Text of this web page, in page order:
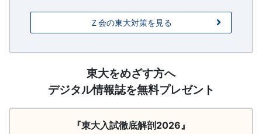
Ｚ会の東大対策を見る
底
東大をめざす方へ
デジタル情報誌を無料プレゼント
『東大入試徹底解剖2026』